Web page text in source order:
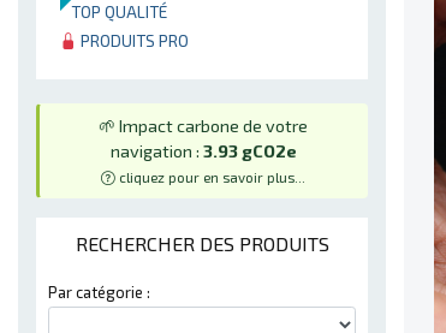
TOP QUALITÉ
PRODUITS PRO
🌱 Impact carbone de votre
navigation : 3.93 gCO2e
cliquez pour en savoir plus...
RECHERCHER DES PRODUITS
Par catégorie :